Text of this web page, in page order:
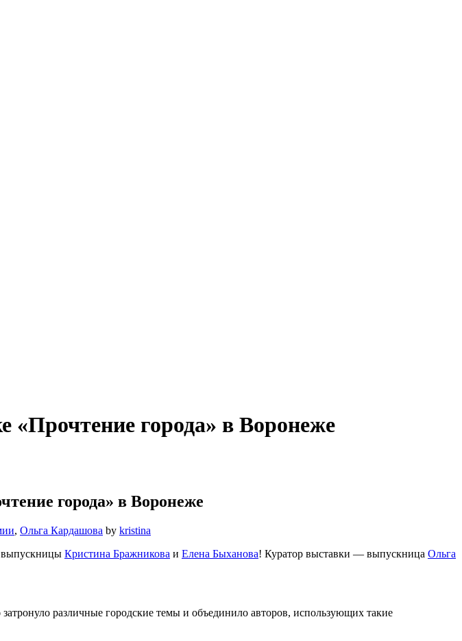
города» в Воронеже
города» в Воронеже
, Ольга Кардашова by kristina
выпускницы Кристина Бражникова и Елена Быханова! Куратор выставки — выпускница Ольга
различные городские темы и объединило авторов, использующих такие